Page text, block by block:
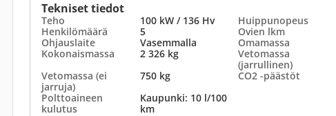
Tekniset tiedot
Teho 100 kW / 136 Hv Huippunopeus
Henkilömäärä
5 Ovien lkm
Ohjauslaite
Vasemmalla Omamassa
Kokonaismassa
2 326 kg
Vetomassa
(jarrullinen)
Vetomassa (ei
jarruja)
750 kg CO2 -päästöt
Polttoaineen
kulutus
Kaupunki: 10 l/100
km